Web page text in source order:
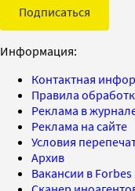
Подписаться
Информация:
Контактная
Правила
Реклама в
Реклама на сайте
Условия
Архив
Вакансии в Forbes